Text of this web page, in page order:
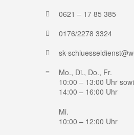
0621 – 17 85 385
0176/2278 3324
sk-
Mo., Di., Do., Fr.
10:00 – 13:00 Uhr
14:00 – 16:00 Uhr
Mi.
10:00 – 12:00 Uhr